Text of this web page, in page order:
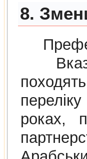
8.
роках,